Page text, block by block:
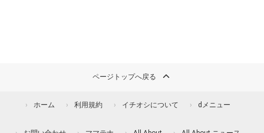
ページトップへ戻る
ホーム 利用規約 イチオシについて dメニュー